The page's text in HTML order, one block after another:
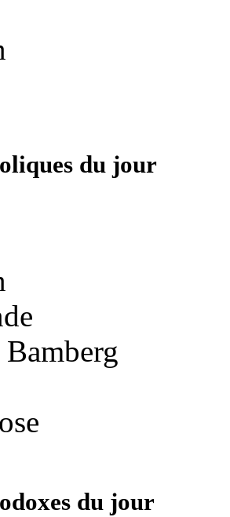
du jour
du jour